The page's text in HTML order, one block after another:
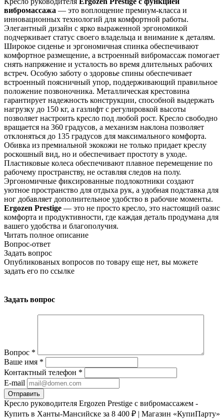
вибромассажа — это воплощение премиум-класса и
инновационных технологий для комфортной работы.
Элегантный дизайн с ярко выраженной эргономикой
подчеркивает статус своего владельца и внимание к деталям.
Широкое сиденье и эргономичная спинка обеспечивают
комфортное размещение, а встроенный вибромассаж помогает
снять напряжение и усталость во время длительных рабочих
встреч. Особую заботу о здоровье спины обеспечивает
встроенный поясничный упор, поддерживающий правильное
положение позвоночника. Металлическая крестовина
гарантирует надежность конструкции, способной выдержать
нагрузку до 150 кг, а газлифт с регулировкой высоты
позволяет настроить кресло под любой рост. Кресло свободно
вращается на 360 градусов, а механизм наклона позволяет
отклоняться до 135 градусов для максимального комфорта.
Обивка из премиальной экокожи не только придает креслу
роскошный вид, но и обеспечивает простоту в уходе.
Пластиковые колеса обеспечивают плавное перемещение по
рабочему пространству, не оставляя следов на полу.
Эргономичные фиксированные подлокотники создают
уютное пространство для отдыха рук, а удобная подставка для
ног добавляет дополнительное удобство в рабочие моменты.
Ergozen Prestige — это не просто кресло, это настоящий оазис
комфорта и продуктивности, где каждая деталь продумана для
вашего удобства и благополучия.
Читать полное описание
Вопрос-ответ
Задать вопрос
Опубликованых вопросов по товару еще нет, вы можете
задать его по ссылке
Задать вопрос
Вопрос *
Ваше имя *
Контактный телефон *
E-mail
Кресло руководителя Ergozen Prestige с вибромассажем -
Купить в Ханты-Мансийске за 8 400 ₽ | Магазин «КупиПарту»